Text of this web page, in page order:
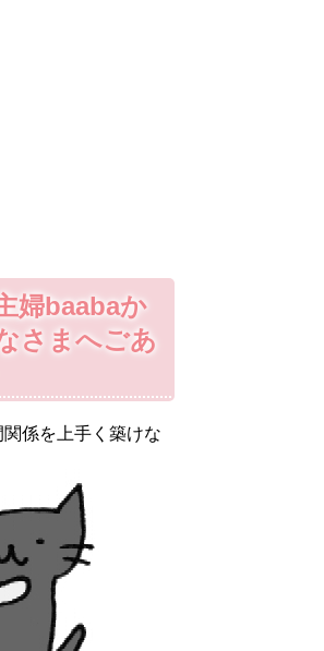
婦baabaか
さまへごあ
関係を上手く築けな